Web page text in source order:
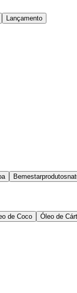
Lançamento
de Coco Óleo de